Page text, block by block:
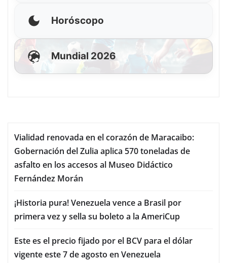
Horóscopo
Mundial 2026
Vialidad renovada en el corazón de Maracaibo:
Gobernación del Zulia aplica 570 toneladas de
asfalto en los accesos al Museo Didáctico
Fernández Morán
¡Historia pura! Venezuela vence a Brasil por
primera vez y sella su boleto a la AmeriCup
Este es el precio fijado por el BCV para el dólar
vigente este 7 de agosto en Venezuela